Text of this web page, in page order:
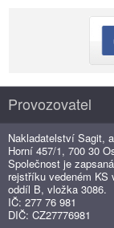
Provozovatel
Nakladatelství Sagit,
Horní 457/1, 700 30
Společnost je
rejstříku vedeném KS
oddíl B, vložka 3086.
IČ: 277 76 981
DIČ: CZ27776981